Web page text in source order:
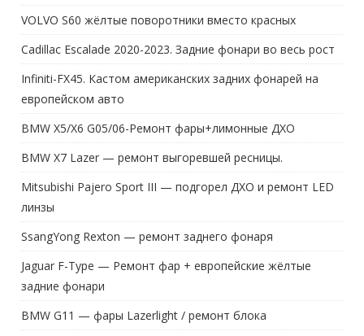
VOLVO S60 жёлтые поворотники вместо красных
Cadillac Escalade 2020-2023. Задние фонари во весь рост
Infiniti-FX45. Кастом американских задних фонарей на
европейском авто
BMW X5/X6 G05/06-Ремонт фары+лимонные ДХО
BMW X7 Lazer — ремонт выгоревшей ресницы.
Mitsubishi Pajero Sport III — подгорел ДХО и ремонт LED
линзы
SsangYong Rexton — ремонт заднего фонаря
Jaguar F-Type — Ремонт фар + европейские жёлтые
задние фонари
BMW G11 — фары Lazerlight / ремонт блока